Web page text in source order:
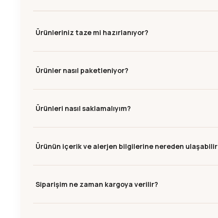
Ürünleriniz taze mi hazırlanıyor?
Ürünler nasıl paketleniyor?
Ürünleri nasıl saklamalıyım?
Ürünün içerik ve alerjen bilgilerine nereden
Siparişim ne zaman kargoya verilir?